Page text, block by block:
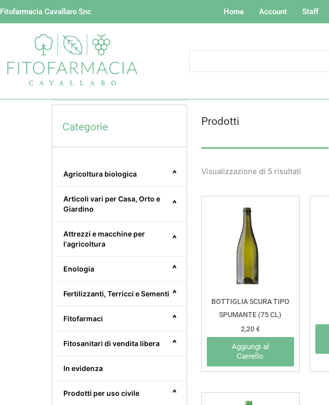
Vai
Fitofarmacia Cavallaro Snc Home Account Staff
Categorie
^
Agricoltura biologica
^
Articoli vari per Casa, Orto e
Giardino
^
Attrezzi e macchine per
l'agricoltura
^
Enologia
^
Fertilizzanti, Terricci e Sementi
^
Fitofarmaci
^
Fitosanitari di vendita libera
In evidenza
^
Prodotti per uso civile
Prodotti
Visualizzazione di 5 risultati
BOTTIGLIA SCURA TIPO
SPUMANTE (75 CL)
2,20€
Aggiungi al
Carrello